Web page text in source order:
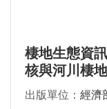
棲地生態資
核與河川棲
出版單位： 經濟